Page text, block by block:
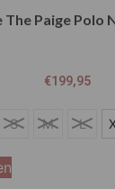
The Paige Polo
€199,95
S M L